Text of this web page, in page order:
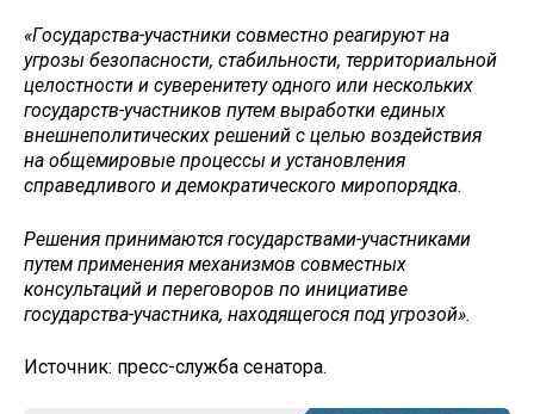
«Государства-участники совместно реагируют на
угрозы безопасности, стабильности, территориальной
целостности и суверенитету одного или нескольких
государств-участников путем выработки единых
внешнеполитических решений с целью воздействия
на общемировые процессы и установления
справедливого и демократического миропорядка.
Решения принимаются государствами-участниками
путем применения механизмов совместных
консультаций и переговоров по инициативе
государства-участника, находящегося под угрозой».
Источник: пресс-служба сенатора.